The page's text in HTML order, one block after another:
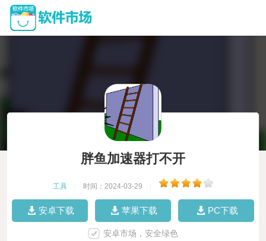
胖鱼加速器打不开
工具 时间：2024-03-29
安卓下载 苹果下载 PC下载
安卓市场，安全绿色